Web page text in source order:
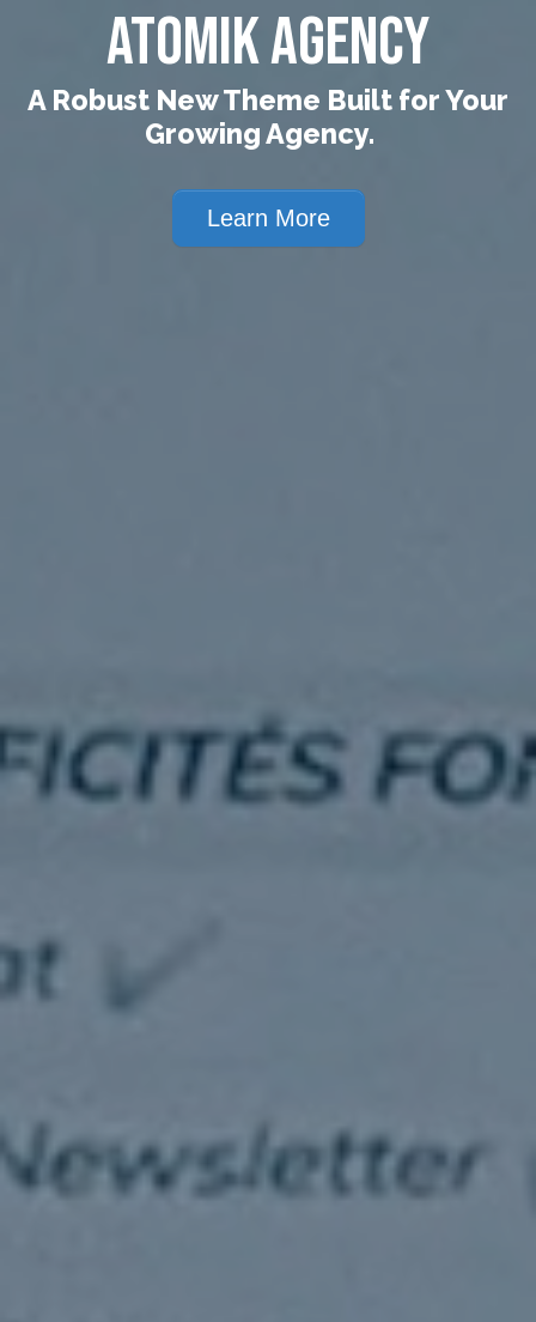
Atomik Agency
A Robust New Theme Built for Your
Growing Agency.
Learn More